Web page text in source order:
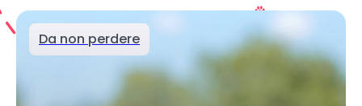
Da non perdere